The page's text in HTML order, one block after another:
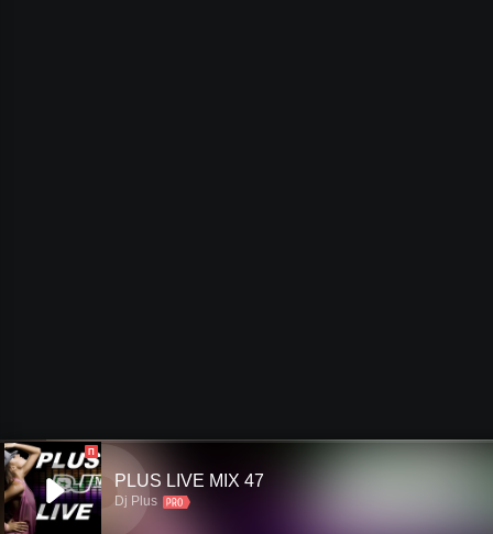
П
PLUS LIVE MIX 47
Dj Plus